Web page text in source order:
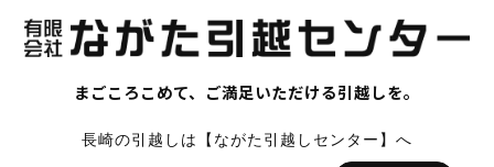
まごころこめて、ご満足いただける引越しを。
長崎の引越しは【ながた引越しセンター】へ